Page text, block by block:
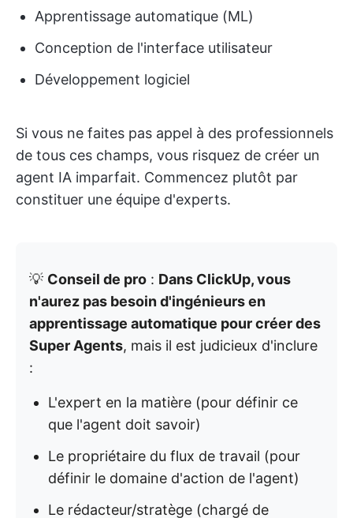
Apprentissage automatique (ML)
Conception de l'interface utilisateur
Développement logiciel
Si vous ne faites pas appel à des professionnels
de tous ces champs, vous risquez de créer un
agent IA imparfait. Commencez plutôt par
constituer une équipe d'experts.
💡 Conseil de pro : Dans ClickUp, vous
n'aurez pas besoin d'ingénieurs en
apprentissage automatique pour créer des
Super Agents, mais il est judicieux d'inclure
:
L'expert en la matière (pour définir ce
que l'agent doit savoir)
Le propriétaire du flux de travail (pour
définir le domaine d'action de l'agent)
Le rédacteur/stratège (chargé de